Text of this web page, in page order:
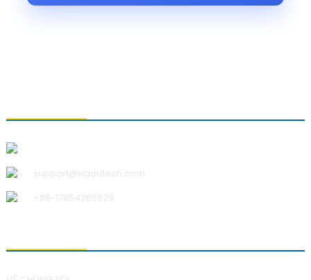
support@xiaoutech.com
+86-17854265629